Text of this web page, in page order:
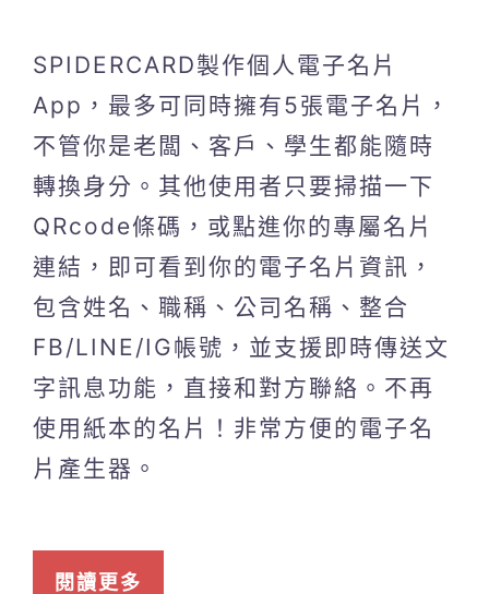
SPIDERCARD製作個人電子名片
App，最多可同時擁有5張電子名片，
不管你是老闆、客戶、學生都能隨時
轉換身分。其他使用者只要掃描一下
QRcode條碼，或點進你的專屬名片
連結，即可看到你的電子名片資訊，
包含姓名、職稱、公司名稱、整合
FB/LINE/IG帳號，並支援即時傳送文
字訊息功能，直接和對方聯絡。不再
使用紙本的名片！非常方便的電子名
片產生器。
閱讀更多